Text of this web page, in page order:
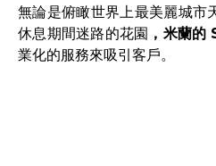
無論是俯瞰世界上最美麗城市
休息期間迷路的花園 ，米蘭的
業化的服務來吸引客戶。